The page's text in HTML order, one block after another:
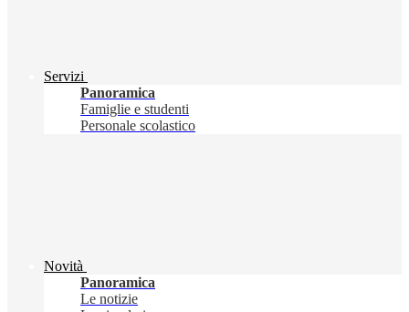
Servizi
Panoramica
Famiglie e studenti
Personale scolastico
Novità
Panoramica
Le notizie